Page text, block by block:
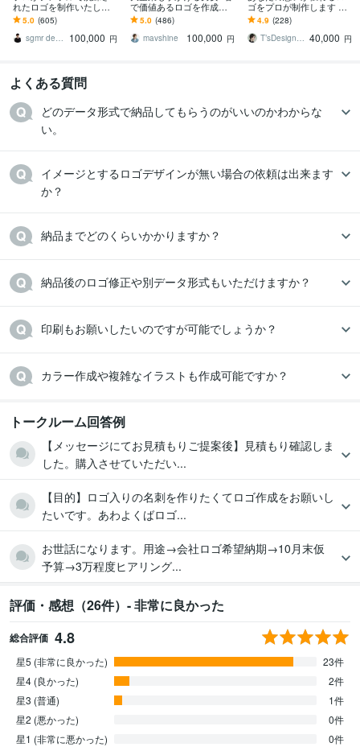
れたロゴを制作いたしま
す 【プロ認定デザイナ
ー】【JAGDA正会員】
【評価 5.0】
5.0 (605)
sgmr design
100,000 円
で価値あるロゴを作成し
ます ランキング1位実績多
数【安心のキャンセル保
証＋著作権譲渡】
5.0 (486)
mavshine
100,000 円
ゴをプロが制作します 大
手企業や著名人からも依
頼! 開業からリニューアル
まで
4.9 (228)
T’sDesign（ティーズデザイン） 40,000 円
よくある質問
どのデータ形式で納品してもらうのがいいのかわからな
い。
イメージとするロゴデザインが無い場合の依頼は出来ます
か？
納品までどのくらいかかりますか？
納品後のロゴ修正や別データ形式もいただけますか？
印刷もお願いしたいのですが可能でしょうか？
カラー作成や複雑なイラストも作成可能ですか？
トークルーム回答例
【メッセージにてお見積もりご提案後】見積もり確認しま
した。購入させていただい...
【目的】ロゴ入りの名刺を作りたくてロゴ作成をお願いし
たいです。あわよくばロゴ...
お世話になります。用途→会社ロゴ希望納期→10月末仮
予算→3万程度ヒアリング...
評価・感想（26件）- 非常に良かった
総合評価 4.8
星5 (非常に良かった)
23件
星4 (良かった)
2件
星3 (普通)
1件
星2 (悪かった)
0件
星1 (非常に悪かった)
0件